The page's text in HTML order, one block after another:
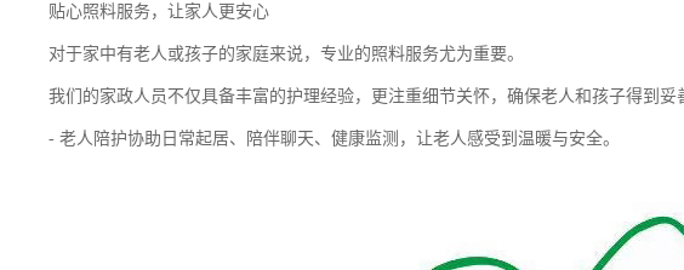
贴心照料服务，让家人更安心
对于家中有老人或孩子的家庭来说，专业的照料服务尤为重要。
我们的家政人员不仅具备丰富的护理经验，更注重细节关怀，确保老人和孩子得到妥
- 老人陪护协助日常起居、陪伴聊天、健康监测，让老人感受到温暖与安全。